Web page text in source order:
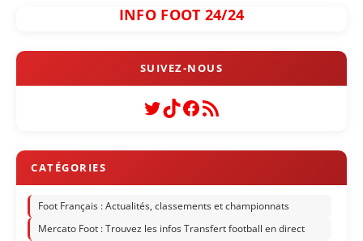
INFO FOOT 24/24
Twitter
TikTok
Facebook
Flux RSS
Foot Français : Actualités, classements et championnats
Mercato Foot : Trouvez les infos Transfert football en direct